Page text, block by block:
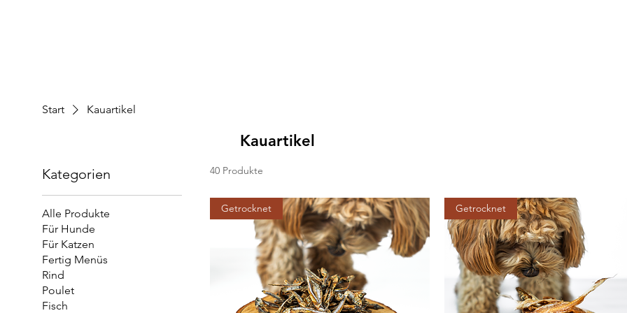
Start Kauartikel
Kauartikel
Kategorien
Alle Produkte
Für Hunde
Für Katzen
Fertig Menüs
Rind
Poulet
Fisch
40 Produkte
Getrocknet Getrocknet